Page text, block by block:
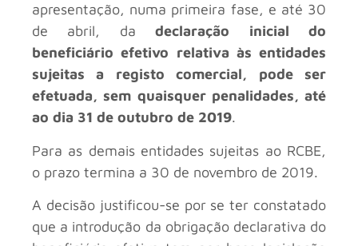
apresentação, numa primeira fase, e até 30
de abril, dadeclaração inicial do
beneficiário efetivo relativa às entidades
sujeitas a registo comercial, pode ser
efetuada, sem quaisquer penalidades, até
ao dia 31 de outubro de 2019.
Para as demais entidades sujeitas ao RCBE,
o prazo termina a 30 de novembro de 2019.
A decisão justificou-se por se ter constatado
que a introdução da obrigação declarativa do